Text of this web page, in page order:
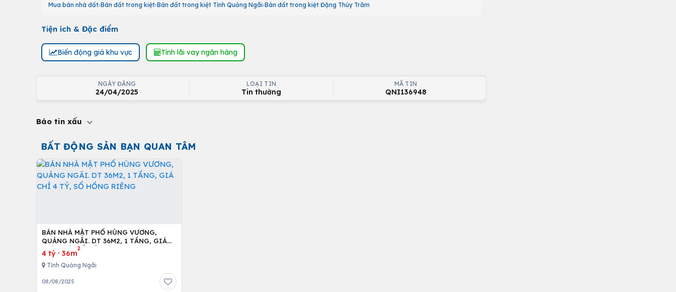
Mua bán nhà đất Bán đất trong kiệt Bán đất trong kiệt Tỉnh Quảng Ngãi Bán đất trong kiệt Đặng Thùy Trâm
Tiện ích & Đặc điểm
Biến động giá khu vực Tính lãi vay ngân hàng
NGÀY ĐĂNG
24/04/2025
LOẠI TIN
Tin thường
MÃ TIN
QNI136948
Báo tin xấu
BẤT ĐỘNG SẢN BẠN QUAN TÂM
BÁN NHÀ MẶT PHỐ HÙNG VƯƠNG,
QUẢNG NGÃI. DT 36M2, 1 TẦNG, GIÁ
CHỈ 4 TỶ, SỔ HỒNG RIÊNG
4 tỷ · 36m
2
Tỉnh Quảng Ngãi
08/08/2025